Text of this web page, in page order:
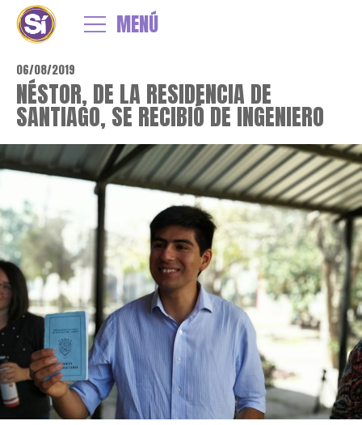
MENÚ
06/08/2019
NÉSTOR, DE LA RESIDENCIA DE
SANTIAGO, SE RECIBIÓ DE INGENIERO